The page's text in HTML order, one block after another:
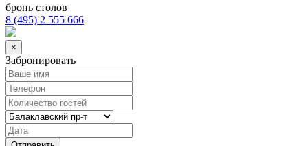
бронь столов
8 (495) 2 555 666
×
Забронировать